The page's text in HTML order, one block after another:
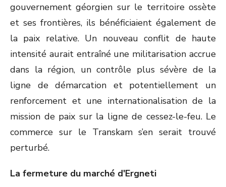
gouvernement géorgien sur le territoire ossète
et ses frontières, ils bénéficiaient également de
la paix relative. Un nouveau conflit de haute
intensité aurait entraîné une militarisation accrue
dans la région, un contrôle plus sévère de la
ligne de démarcation et potentiellement un
renforcement et une internationalisation de la
mission de paix sur la ligne de cessez-le-feu. Le
commerce sur le Transkam s’en serait trouvé
perturbé.
La fermeture du marché d'Ergneti